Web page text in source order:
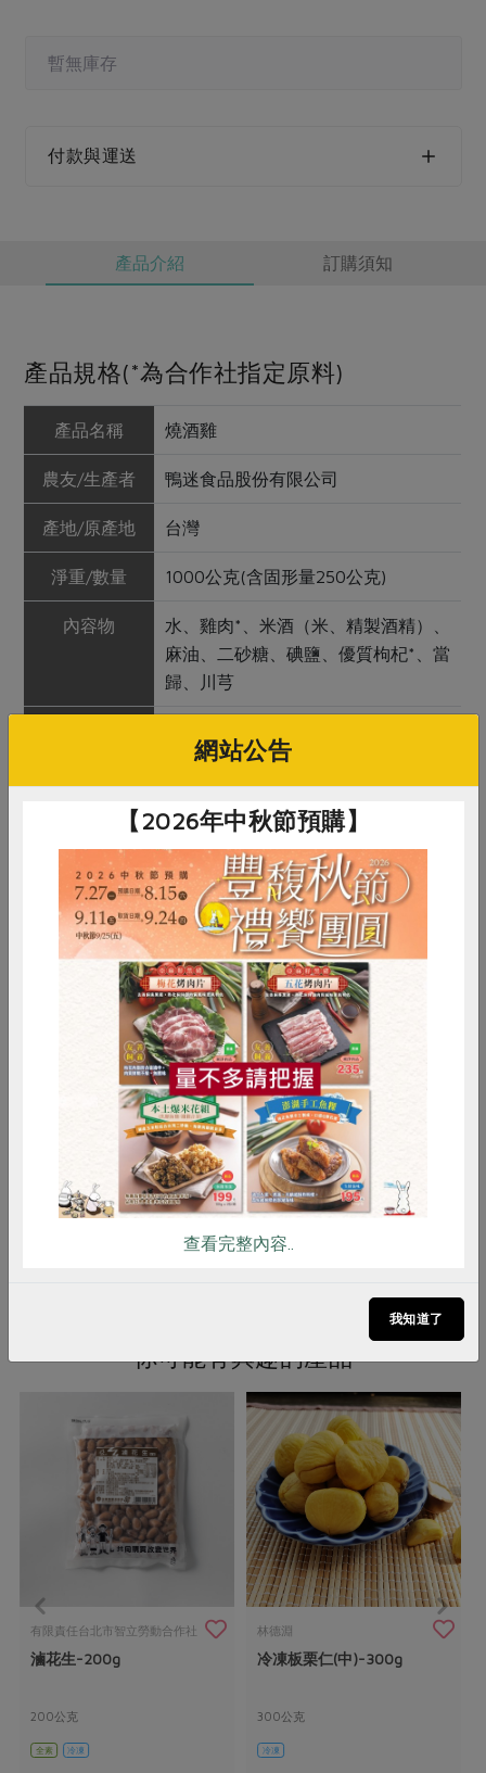
素食專區
節慶大餐
下載專區
暫無庫存
付款與運送
產品介紹 訂購須知
產品規格(*為合作社指定原料)
產品名稱 燒酒雞
農友/生產者 鴨迷食品股份有限公司
產地/原產地 台灣
淨重/數量 1000公克(含固形量250公克)
內容物
水、雞肉*、米酒（米、精製酒精）、
麻油、二砂糖、碘鹽、優質枸杞*、當
歸、川芎
2. 使用御正白肉雞，以米酒、冷壓黑
麻油與多種中藥材精燉熬煮。渾厚酒
香搭配軟嫩雞肉，是冬季食補的好選
擇！
調理方式
解凍後加熱即可食用，或依個人喜好
添加不同食材，增添風味。建議解凍
時整袋放入鍋中，避免破袋造成不
便。
注意事項
1. 本產品含有芝麻及其製品，對其過
敏者請勿食用。
2. 食用含酒料理後，請勿駕駛
備註/
非供即食, 應充分加熱
你可能有興趣的產品
有限責任台北市智立勞動合作社
滷花生-200g
200公克
全素 冷凍
林德淵
冷凍板栗仁(中)-300g
300公克
冷凍
RPET 食譜 減硝酸鹽
雞蛋 食安 共同購買
網站公告
【2026年中秋節預購】
查看完整內容..
我知道了